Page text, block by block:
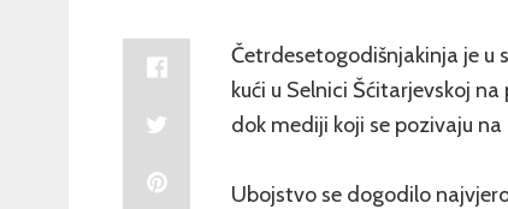
Četrdesetogodišnjakinja je u
kući u Selnici Šćitarjevskoj
dok mediji koji se pozivaju
Ubojstvo se dogodilo